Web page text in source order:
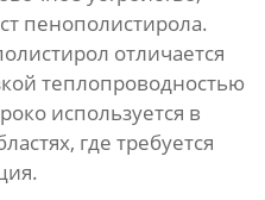
пенополистирола.
отличается
теплопроводностью
используется в
где требуется